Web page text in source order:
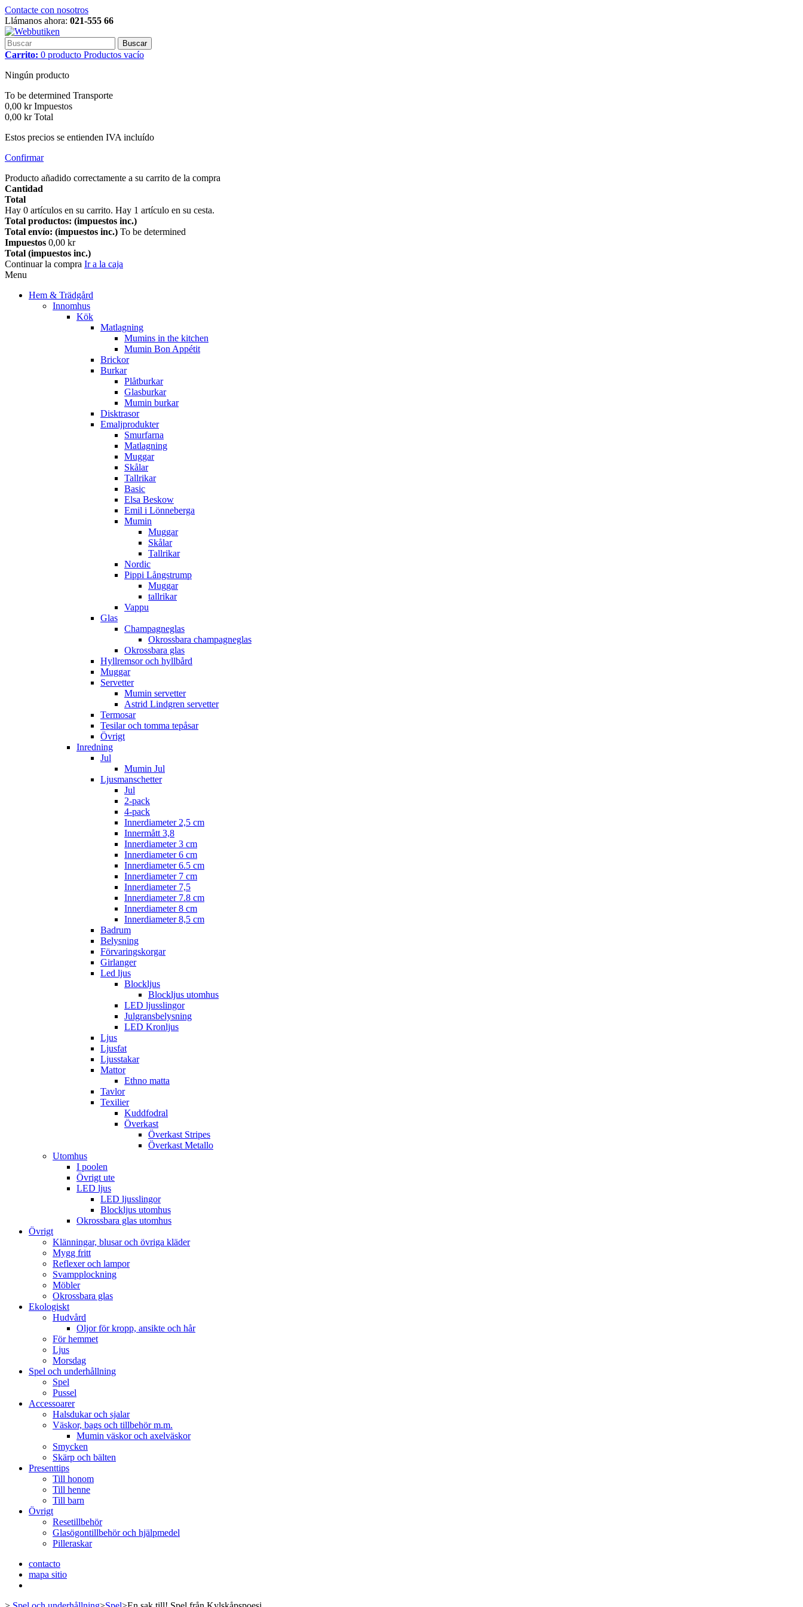
Contacte con nosotros
Llámanos ahora: 021-555 66
Buscar
Carrito: 0 producto Productos vacío
Ningún producto
To be determined Transporte
0,00 kr Impuestos
0,00 kr Total
Estos precios se entienden IVA incluído
Confirmar
Producto añadido correctamente a su carrito de la compra
Cantidad
Total
Hay 0 artículos en su carrito. Hay 1 artículo en su cesta.
Total productos: (impuestos inc.)
Total envío: (impuestos inc.) To be determined
Impuestos 0,00 kr
Total (impuestos inc.)
Continuar la compra Ir a la caja
Menu
Hem & Trädgård
Innomhus
Kök
Matlagning
Mumins in the kitchen
Mumin Bon Appétit
Brickor
Burkar
Plåtburkar
Glasburkar
Mumin burkar
Disktrasor
Emaljprodukter
Smurfarna
Matlagning
Muggar
Skålar
Tallrikar
Basic
Elsa Beskow
Emil i Lönneberga
Mumin
Muggar
Skålar
Tallrikar
Nordic
Pippi Långstrump
Muggar
tallrikar
Vappu
Glas
Champagneglas
Okrossbara champagneglas
Okrossbara glas
Hyllremsor och hyllbård
Muggar
Servetter
Mumin servetter
Astrid Lindgren servetter
Termosar
Tesilar och tomma tepåsar
Övrigt
Inredning
Jul
Mumin Jul
Ljusmanschetter
Jul
2-pack
4-pack
Innerdiameter 2,5 cm
Innermått 3,8
Innerdiameter 3 cm
Innerdiameter 6 cm
Innerdiameter 6.5 cm
Innerdiameter 7 cm
Innerdiameter 7,5
Innerdiameter 7.8 cm
Innerdiameter 8 cm
Innerdiameter 8,5 cm
Badrum
Belysning
Förvaringskorgar
Girlanger
Led ljus
Blockljus
Blockljus utomhus
LED ljusslingor
Julgransbelysning
LED Kronljus
Ljus
Ljusfat
Ljusstakar
Mattor
Ethno matta
Tavlor
Texilier
Kuddfodral
Överkast
Överkast Stripes
Överkast Metallo
Utomhus
I poolen
Övrigt ute
LED ljus
LED ljusslingor
Blockljus utomhus
Okrossbara glas utomhus
Övrigt
Klänningar, blusar och övriga kläder
Mygg fritt
Reflexer och lampor
Svampplockning
Möbler
Okrossbara glas
Ekologiskt
Hudvård
Oljor för kropp, ansikte och hår
För hemmet
Ljus
Morsdag
Spel och underhållning
Spel
Pussel
Accessoarer
Halsdukar och sjalar
Väskor, bags och tillbehör m.m.
Mumin väskor och axelväskor
Smycken
Skärp och bälten
Presenttips
Till honom
Till henne
Till barn
Övrigt
Resetillbehör
Glasögontillbehör och hjälpmedel
Pilleraskar
contacto
mapa sitio